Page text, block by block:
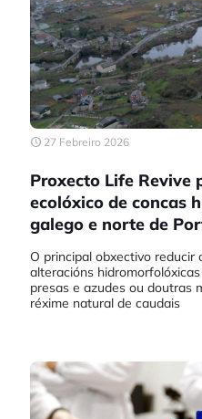
27 Febreiro 2026
Proxecto Life Revive
ecolóxico de concas
galego e norte de
O principal obxectivo reducir
alteracións
presas e azudes ou doutras
réxime natural de caudais